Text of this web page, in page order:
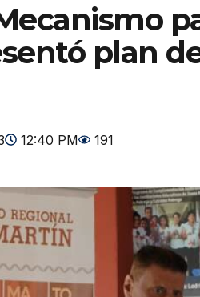
plan
12:40 PM 191